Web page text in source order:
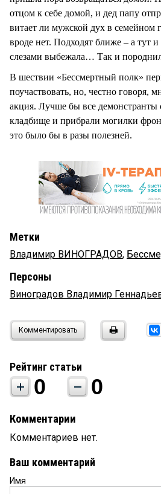
отцом к себе домой, и дед папу
витает ли мужской дух в семейном
вроде нет. Подходят ближе – а тут и
слезами выбежала… Так и
В шествии «Бессмертный полк»
поучаствовать, но, честно говоря,
акция. Лучше бы все демонстранты
кладбище и прибрали могилки
это было бы в разы полезней.
Метки
Владимир ВИНОГРАДОВ,
Персоны
Виноградов Владимир
Комментировать
Рейтинг статьи
0 0
Комментарии
Комментариев нет.
Ваш комментарий
Имя